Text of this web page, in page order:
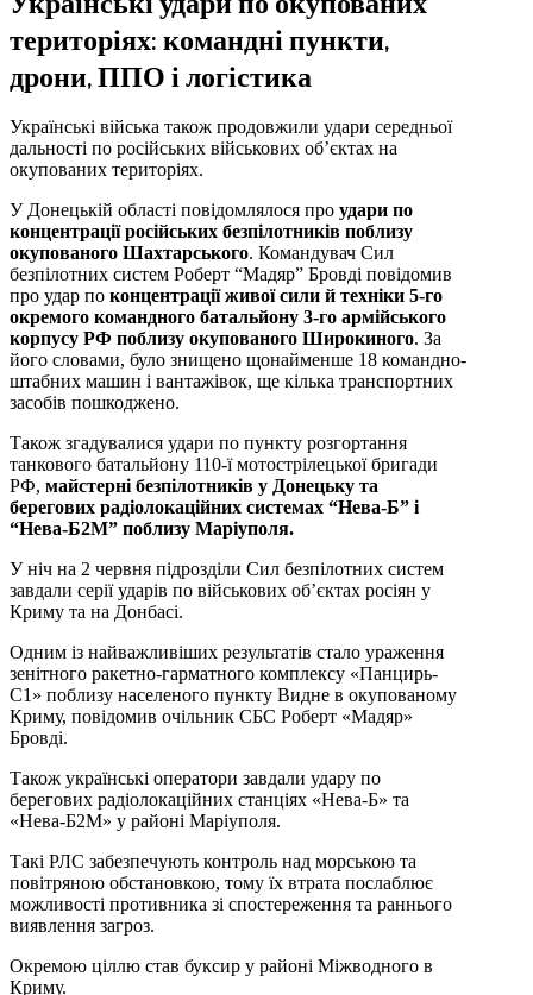
територіях: командні пункти,
дрони, ППО і логістика
Українські війська також продовжили удари середньої
дальності по російських військових об’єктах на
окупованих територіях.
У Донецькій області повідомлялося про удари по
концентрації російських безпілотників поблизу
окупованого Шахтарського. Командувач Сил
безпілотних систем Роберт “Мадяр” Бровді повідомив
про удар по концентрації живої сили й техніки 5-го
окремого командного батальйону 3-го армійського
корпусу РФ поблизу окупованого Широкиного. За
його словами, було знищено щонайменше 18 командно-
штабних машин і вантажівок, ще кілька транспортних
засобів пошкоджено.
Також згадувалися удари по пункту розгортання
танкового батальйону 110-ї мотострілецької бригади
РФ, майстерні безпілотників у Донецьку та
берегових радіолокаційних системах “Нева-Б” і
“Нева-Б2М” поблизу Маріуполя.
У ніч на 2 червня підрозділи Сил безпілотних систем
завдали серії ударів по військових об’єктах росіян у
Криму та на Донбасі.
Одним із найважливіших результатів стало ураження
зенітного ракетно-гарматного комплексу «Панцирь-
С1» поблизу населеного пункту Видне в окупованому
Криму, повідомив очільник СБС Роберт «Мадяр»
Бровді.
Також українські оператори завдали удару по
берегових радіолокаційних станціях «Нева-Б» та
«Нева-Б2М» у районі Маріуполя.
Такі РЛС забезпечують контроль над морською та
повітряною обстановкою, тому їх втрата послаблює
можливості противника зі спостереження та раннього
виявлення загроз.
Окремою ціллю став буксир у районі Міжводного в
Криму.